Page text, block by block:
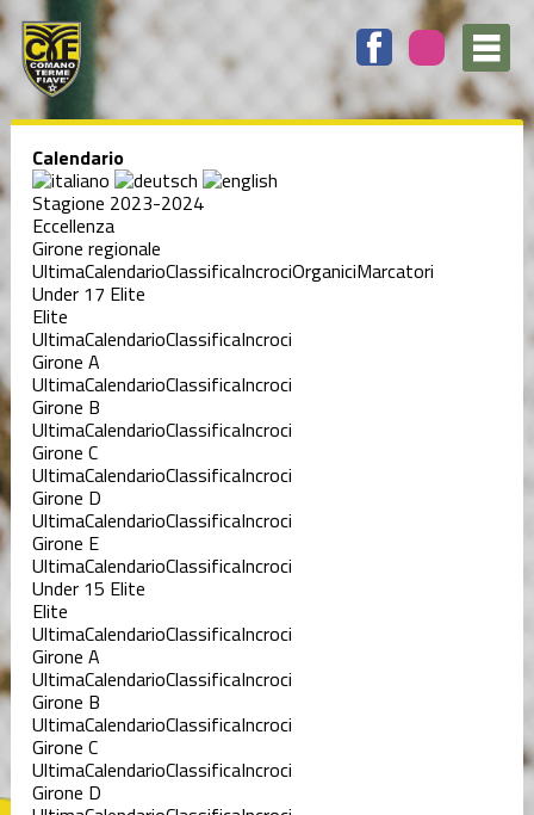
Calendario
Stagione 2023-2024
Eccellenza
Girone regionale
UltimaCalendarioClassificaIncrociOrganiciMarcatori
Under 17 Elite
Elite
UltimaCalendarioClassificaIncroci
Girone A
UltimaCalendarioClassificaIncroci
Girone B
UltimaCalendarioClassificaIncroci
Girone C
UltimaCalendarioClassificaIncroci
Girone D
UltimaCalendarioClassificaIncroci
Girone E
UltimaCalendarioClassificaIncroci
Under 15 Elite
Elite
UltimaCalendarioClassificaIncroci
Girone A
UltimaCalendarioClassificaIncroci
Girone B
UltimaCalendarioClassificaIncroci
Girone C
UltimaCalendarioClassificaIncroci
Girone D